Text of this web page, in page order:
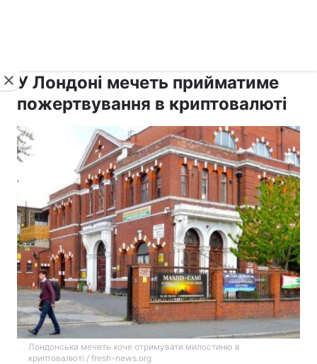
У Лондоні мечеть прийматиме
пожертвування в криптовалюті
Лондонська мечеть хоче отримувати милостиню в
криптовалюті / fresh-news.org